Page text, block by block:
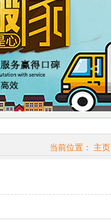
当前位置： 主页